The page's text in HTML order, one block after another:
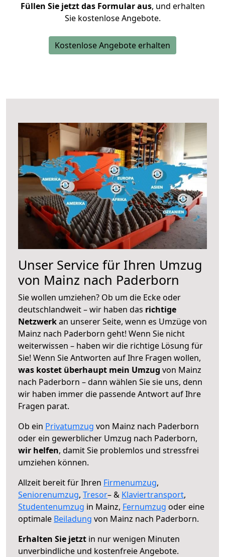
Füllen Sie jetzt das Formular aus, und erhalten
Sie kostenlose Angebote.
Kostenlose Angebote erhalten
Unser Service für Ihren Umzug
von Mainz nach Paderborn
Sie wollen umziehen? Ob um die Ecke oder
deutschlandweit – wir haben das richtige
Netzwerkan unserer Seite, wenn es Umzüge von
Mainz nach Paderborn geht! Wenn Sie nicht
weiterwissen – haben wir die richtige Lösung für
Sie! Wenn Sie Antworten auf Ihre Fragen wollen,
was kostet überhaupt mein Umzug von Mainz
nach Paderborn – dann wählen Sie sie uns, denn
wir haben immer die passende Antwort auf Ihre
Fragen parat.
Ob ein Privatumzug von Mainz nach Paderborn
oder ein gewerblicher Umzug nach Paderborn,
wir helfen, damit Sie problemlos und stressfrei
umziehen können.
Allzeit bereit für Ihren Firmenumzug,
Seniorenumzug, Tresor– & Klaviertransport,
Studentenumzug in Mainz, Fernumzug oder eine
optimale Beiladung von Mainz nach Paderborn.
Erhalten Sie jetzt in nur wenigen Minuten
unverbindliche und kostenfreie Angebote.